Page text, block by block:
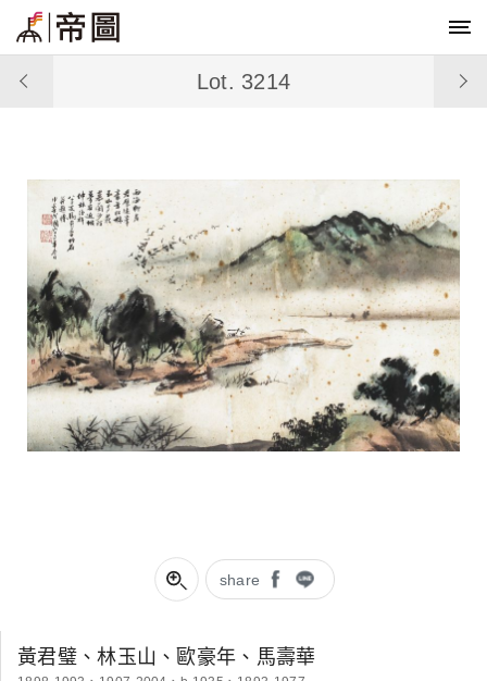
share
Lot. 3214
黃君璧、林玉山、歐豪年、馬壽華